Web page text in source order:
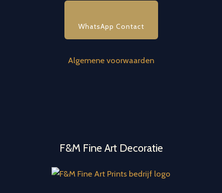
WhatsApp Contact
Algemene voorwaarden
F&M Fine Art Decoratie